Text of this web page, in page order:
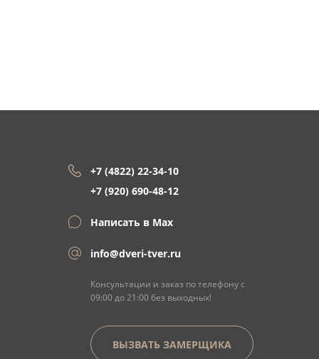
+7 (4822) 22-34-10
+7 (920) 690-48-12
Написать в Max
info@dveri-tver.ru
Консультации и заказ по телефону с
09:00 до 21:00 без выходных!
ВЫЗВАТЬ ЗАМЕРЩИКА